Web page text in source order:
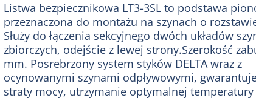
Listwa bezpiecznikowa LT3-3SL to podstawa
przeznaczona do montażu na szynach o
Służy do łączenia sekcyjnego dwóch układów
zbiorczych, odejście z lewej strony.Szerokość
mm. Posrebrzony system styków DELTA wraz z
ocynowanymi szynami odpływowymi,
straty mocy, utrzymanie optymalnej temperatury